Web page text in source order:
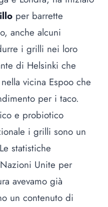
per barrette
anche alcuni
i grilli nei loro
di Helsinki che
vicina Espoo che
per i taco.
e probiotico
i grilli sono un
statistiche
Unite per
avevamo già
un contenuto di